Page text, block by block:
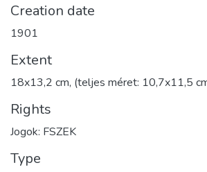
Creation date
1901
Extent
18x13,2 cm, (teljes méret: 10,7x11,5
Rights
Jogok: FSZEK
Type